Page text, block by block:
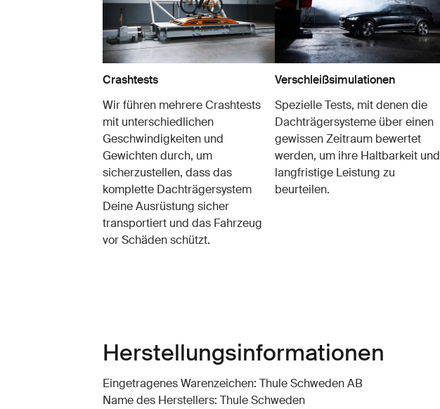
Crashtests
Wir führen mehrere Crashtests
mit unterschiedlichen
Geschwindigkeiten und
Gewichten durch, um
sicherzustellen, dass das
komplette Dachträgersystem
Deine Ausrüstung sicher
transportiert und das Fahrzeug
vor Schäden schützt.
Verschleißsimulationen
Spezielle Tests, mit denen die
Dachträgersysteme über einen
gewissen Zeitraum bewertet
werden, um ihre Haltbarkeit und
langfristige Leistung zu
beurteilen.
Herstellungsinformationen
Eingetragenes Warenzeichen: Thule Schweden AB
Name des Herstellers: Thule Schweden